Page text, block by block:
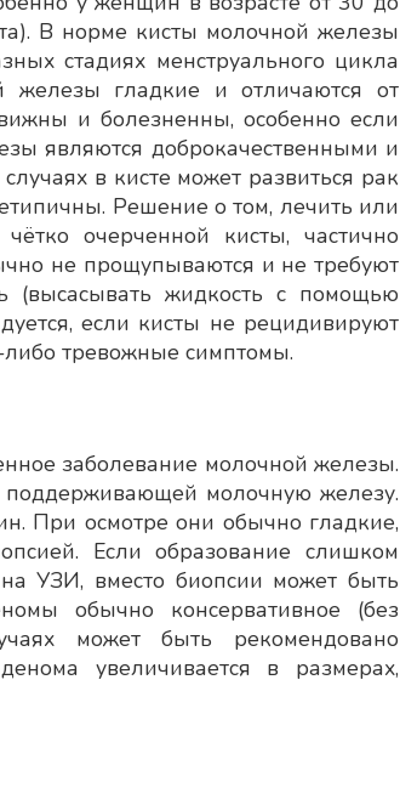
В норме кисты молочной железы
стадиях менструального цикла
железы гладкие и отличаются от
и болезненны, особенно если
являются доброкачественными и
в кисте может развиться рак
Решение о том, лечить или
очерченной кисты, частично
не прощупываются и не требуют
(высасывать жидкость с помощью
если кисты не рецидивируют
либо тревожные симптомы.
заболевание молочной железы.
поддерживающей молочную железу.
При осмотре они обычно гладкие,
Если образование слишком
УЗИ, вместо биопсии может быть
обычно консервативное (без
может быть рекомендовано
увеличивается в размерах,